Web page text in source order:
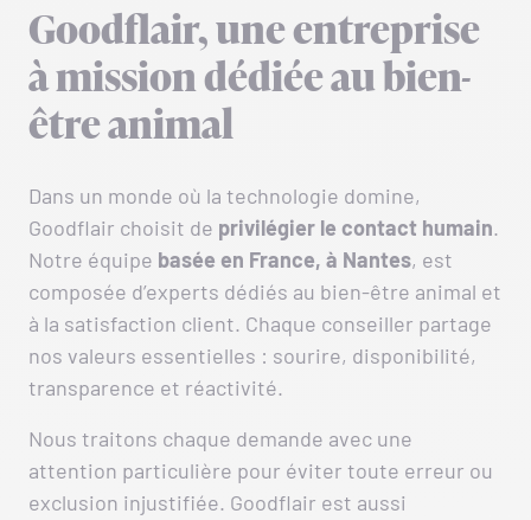
Goodflair, une entreprise
à mission dédiée au bien-
être animal
Dans un monde où la technologie domine,
Goodflair choisit de privilégier le contact humain.
Notre équipe basée en France, à Nantes, est
composée d’experts dédiés au bien-être animal et
à la satisfaction client. Chaque conseiller partage
nos valeurs essentielles : sourire, disponibilité,
transparence et réactivité.
Nous traitons chaque demande avec une
attention particulière pour éviter toute erreur ou
exclusion injustifiée. Goodflair est aussi